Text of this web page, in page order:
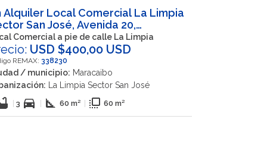
Alquiler Local Comercial La Limpia
San José, Avenida 20,
Zulia, VEN
Comercial a pie de calle La Limpia
USD $400,00 USD
REMAX: 338230
/ municipio: Maracaibo
La Limpia Sector San José
| 3 directions_car | square_foot 60 m² | flip_to_front 60 m²